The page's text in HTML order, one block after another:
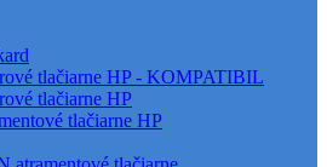
tlačiarne HP - KOMPATIBIL
tlačiarne HP
tlačiarne HP